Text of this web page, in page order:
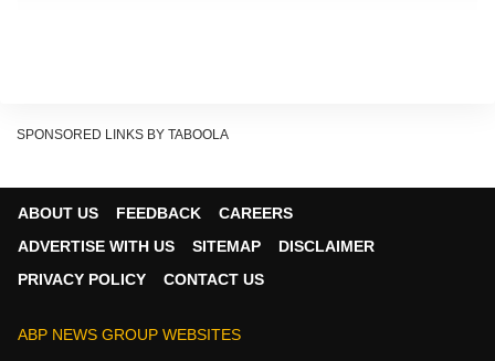
MP List)
SPONSORED LINKS BY TABOOLA
ABOUT US FEEDBACK
CAREERS
ADVERTISE WITH US
SITEMAP
DISCLAIMER
PRIVACY POLICY
CONTACT US
ABP NEWS GROUP WEBSITES